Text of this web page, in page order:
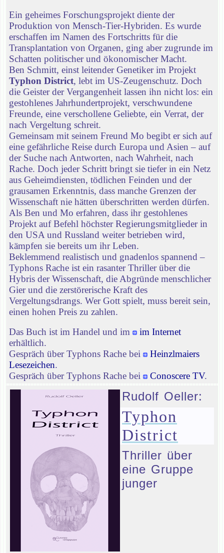
Ein geheimes Forschungsprojekt diente der
Produktion von Mensch-Tier-Hybriden. Es wurde
erschaffen im Namen des Fortschritts für die
Transplantation von Organen, ging aber zugrunde im
Schatten politischer und ökonomischer Macht.
Ben Schmitt, einst leitender Genetiker im Projekt
Typhon District, lebt im US-Zeugenschutz. Doch
die Geister der Vergangenheit lassen ihn nicht los: ein
gestohlenes Jahrhundertprojekt, verschwundene
Freunde, eine verschollene Geliebte, ein Verrat, der
nach Vergeltung schreit.
Gemeinsam mit seinem Freund Mo begibt er sich auf
eine gefährliche Reise durch Europa und Asien – auf
der Suche nach Antworten, nach Wahrheit, nach
Rache. Doch jeder Schritt bringt sie tiefer in ein Netz
aus Geheimdiensten, tödlichen Feinden und der
grausamen Erkenntnis, dass manche Grenzen der
Wissenschaft nie hätten überschritten werden dürfen.
Als Ben und Mo erfahren, dass ihr gestohlenes
Projekt auf Befehl höchster Regierungsmitglieder in
den USA und Russland weiter betrieben wird,
kämpfen sie bereits um ihr Leben.
Beklemmend realistisch und gnadenlos spannend –
Typhons Rache ist ein rasanter Thriller über die
Hybris der Wissenschaft, die Abgründe menschlicher
Gier und die zerstörerische Kraft des
Vergeltungsdrangs. Wer Gott spielt, muss bereit sein,
einen hohen Preis zu zahlen.
Das Buch ist im Handel und im
im Internet
erhältlich.
Gespräch über Typhons Rache bei
Heinzlmaiers
Lesezeichen.
Gespräch über Typhons Rache bei
Conoscere TV.
Rudolf Oeller:
Typhon
District
Thriller über
eine Gruppe
junger